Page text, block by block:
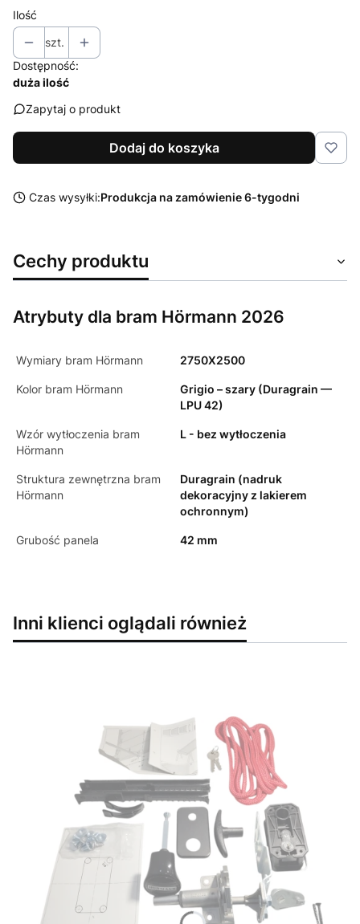
Ilość
szt.
Dostępność:
duża ilość
Zapytaj o produkt
Dodaj do koszyka
Czas wysyłki:Produkcja na zamówienie 6-tygodni
Cechy produktu
Atrybuty dla bram Hörmann 2026
Wymiary bram Hörmann 2750X2500
Kolor bram Hörmann
Grigio – szary (Duragrain —
LPU 42)
Wzór wytłoczenia bram
Hörmann
L - bez wytłoczenia
Struktura zewnętrzna bram
Hörmann
Duragrain (nadruk
dekoracyjny z lakierem
ochronnym)
Grubość panela 42 mm
Inni klienci oglądali również